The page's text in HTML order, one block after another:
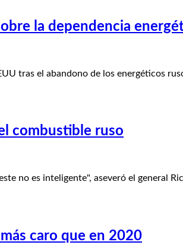
la dependencia
tras el abandono de los energéticos
combustible ruso
no es inteligente", aseveró el general
caro que en 2020